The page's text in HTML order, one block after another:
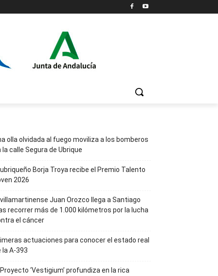
olla olvidada al fuego moviliza a los bomberos
la calle Segura de Ubrique
ubriqueño Borja Troya recibe el Premio Talento
2026
villamartinense Juan Orozco llega a Santiago
recorrer más de 1.000 kilómetros por la lucha
el cáncer
actuaciones para conocer el estado real
la A-393
Proyecto ‘Vestigium’ profundiza en la rica